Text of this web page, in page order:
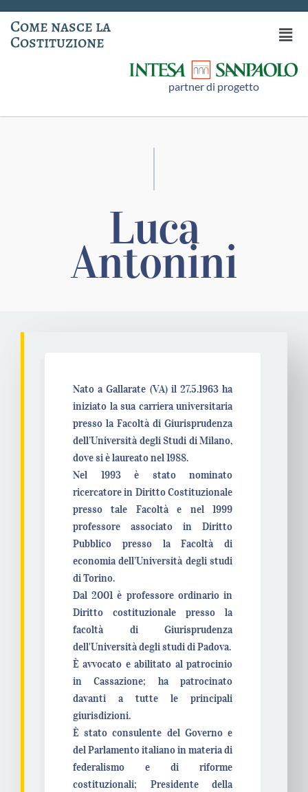
Come nasce la
Costituzione
partner di progetto
Luca
Antonini
Nato a Gallarate (VA) il 27.5.1963 ha
iniziato la sua carriera universitaria
presso la Facoltà di Giurisprudenza
dell’Università degli Studi di Milano,
dove si è laureato nel 1988.
Nel 1993 è stato nominato
ricercatore in Diritto Costituzionale
presso tale Facoltà e nel 1999
professore associato in Diritto
Pubblico presso la Facoltà di
economia dell’Università degli studi
di Torino.
Dal 2001 è professore ordinario in
Diritto costituzionale presso la
facoltà di Giurisprudenza
dell'Università degli studi di Padova.
È avvocato e abilitato al patrocinio
in Cassazione; ha patrocinato
davanti a tutte le principali
giurisdizioni.
È stato consulente del Governo e
del Parlamento italiano in materia di
federalismo e di riforme
costituzionali; Presidente della